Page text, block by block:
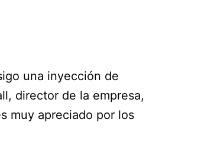
una inyección de
director de la empresa,
muy apreciado por los